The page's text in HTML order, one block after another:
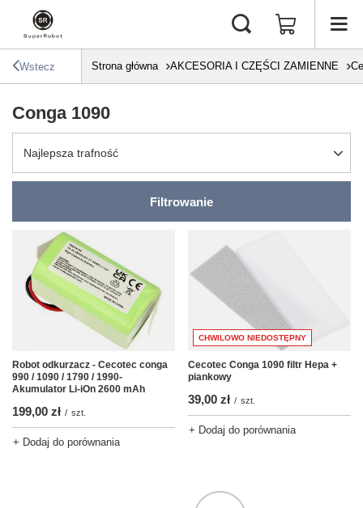
Wstecz Strona główna AKCESORIA I CZĘŚCI ZAMIENNE
Conga 1090
Zmień sortowanie
Najlepsza trafność
Filtrowanie
Robot odkurzacz - Cecotec conga
990 / 1090 / 1790 / 1990-
Akumulator Li-iOn 2600 mAh
199,00 zł / szt.
+ Dodaj do porównania
CHWILOWO NIEDOSTĘPNY
Cecotec Conga 1090 filtr Hepa +
piankowy
39,00 zł / szt.
+ Dodaj do porównania